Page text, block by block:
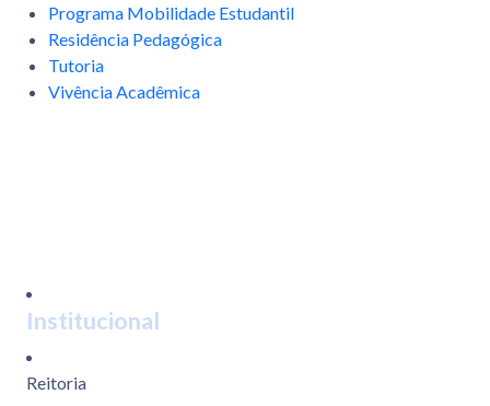
Programa Mobilidade Estudantil
Residência Pedagógica
Tutoria
Vivência Acadêmica
Institucional
Reitoria